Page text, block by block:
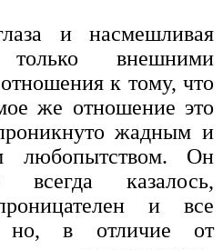
и насмешливая
внешними
к тому, что
же отношение это
жадным и
любопытством. Он
казалось,
и все
но, в отличие от